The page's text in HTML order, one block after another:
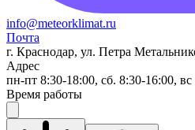
info@meteorklimat.ru
Почта
г. Краснодар, ул. Петра
Адрес
пн-пт 8:30-18:00, сб. 8:30-16:00,
Время работы